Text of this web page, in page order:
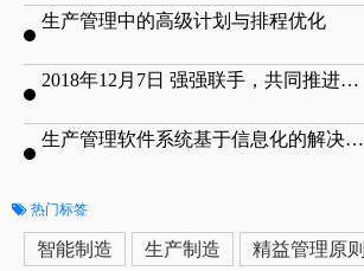
生产管理中的高级计划与排程优化
2018年12月7日 强强联手，共同推进电子器件领域APS应用典范 风华高科生产自动化工业互联网应用项目-APS项目启动会
生产管理软件系统基于信息化的解决方案
热门标签
智能制造 生产制造 精益管理原则